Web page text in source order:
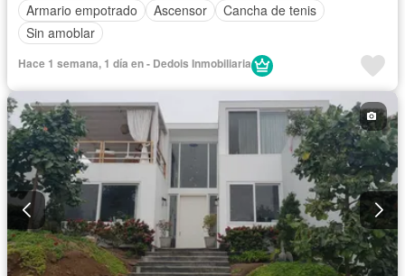
Armario empotrado
Ascensor
Cancha de tenis
Sin amoblar
Hace 1 semana, 1 día en - Dedois Inmobiliaria